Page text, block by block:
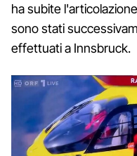
ha subite
sono stati
effettuati a Innsbruck.